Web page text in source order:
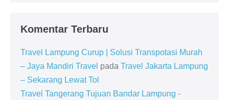
Komentar Terbaru
Travel Lampung Curup | Solusi Transpotasi Murah
– Jaya Mandiri Travel pada Travel Jakarta Lampung
– Sekarang Lewat Tol
Travel Tangerang Tujuan Bandar Lampung -